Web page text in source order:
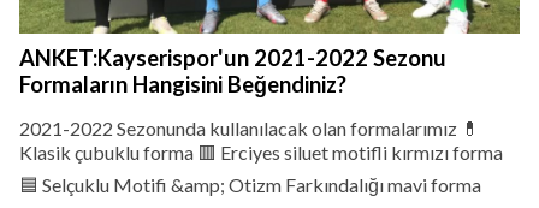
ANKET:Kayserispor'un 2021-2022 Sezonu
Formaların Hangisini Beğendiniz?
2021-2022 Sezonunda kullanılacak olan formalarımız 💊
Klasik çubuklu forma 🟥 Erciyes siluet motifli kırmızı forma
🟦 Selçuklu Motifi &amp; Otizm Farkındalığı mavi forma